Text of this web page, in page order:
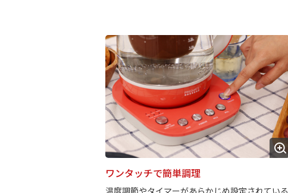
ワンタッチで簡単調理
温度調節やタイマーがあらかじめ設定されている